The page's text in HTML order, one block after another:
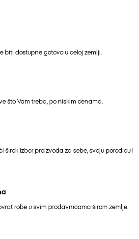
biti dostupne gotovo u celoj zemlji.
što Vam treba, po niskim cenama.
širok izbor proizvoda za sebe, svoju porodicu i
robe u svim prodavnicama širom zemlje.